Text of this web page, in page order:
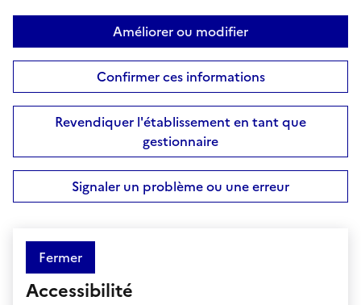
Améliorer ou modifier
Confirmer ces informations
Revendiquer l'établissement en tant que
gestionnaire
Signaler un problème ou une erreur
Fermer
Accessibilité